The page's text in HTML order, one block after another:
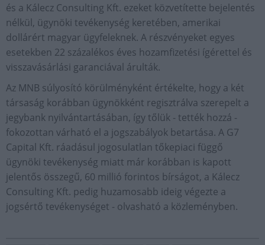
és a Kálecz Consulting Kft. ezeket közvetítette bejelentés
nélkül, ügynöki tevékenység keretében, amerikai
dollárért magyar ügyfeleknek. A részvényeket egyes
esetekben 22 százalékos éves hozamfizetési ígérettel és
visszavásárlási garanciával árulták.
Az MNB súlyosító körülményként értékelte, hogy a két
társaság korábban ügynökként regisztrálva szerepelt a
jegybank nyilvántartásában, így tőlük - tették hozzá -
fokozottan várható el a jogszabályok betartása. A G7
Capital Kft. ráadásul jogosulatlan tőkepiaci függő
ügynöki tevékenység miatt már korábban is kapott
jelentős összegű, 60 millió forintos bírságot, a Kálecz
Consulting Kft. pedig huzamosabb ideig végezte a
jogsértő tevékenységet - olvasható a közleményben.